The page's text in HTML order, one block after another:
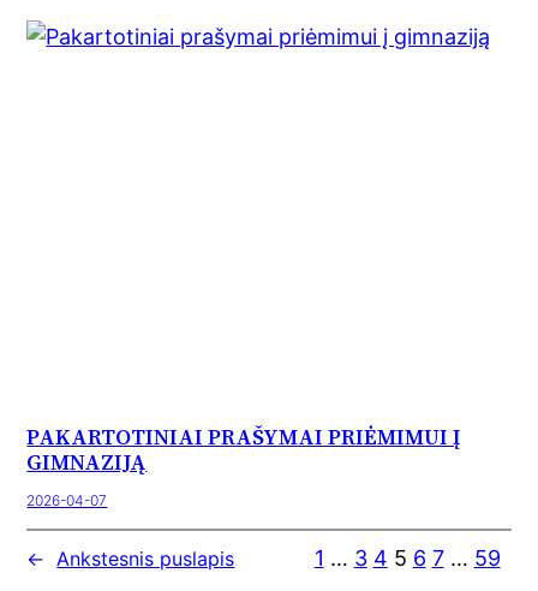
PAKARTOTINIAI PRAŠYMAI PRIĖMIMUI Į
GIMNAZIJĄ
2026-04-07
← Ankstesnis puslapis 1 … 3 4 5 6 7 … 59